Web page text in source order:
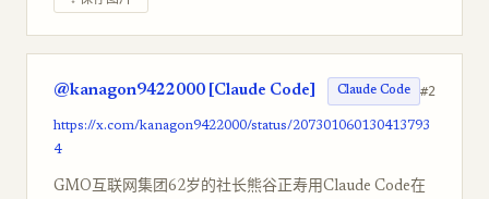
@kanagon9422000 [Claude Code] Claude Code #2
https://x.com/kanagon9422000/status/207301060130413793
4
GMO互联网集团62岁的社长熊谷正寿用Claude Code在